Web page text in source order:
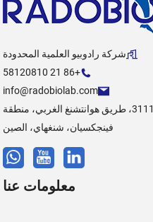
شركة رادوبيو العلمية المحدودة
+86 21 58120810
info@radobiolab.com
رقم 258، طريق فينجكي، لين 3111، طريق هوانتشنغ الغربي، منطقة
فينجكسيان، شنغهاي، الصين
معلومات عنا